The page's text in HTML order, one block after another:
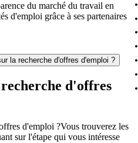
du marché du travail en
d'emploi grâce à ses partenaires
la recherche d'offres d'emploi ?
d'offres
d'emploi ?Vous trouverez les
sur l'étape qui vous intéresse